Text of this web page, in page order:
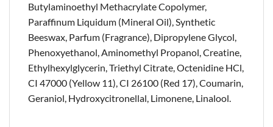
Butylaminoethyl Methacrylate Copolymer,
Paraffinum Liquidum (Mineral Oil), Synthetic
Beeswax, Parfum (Fragrance), Dipropylene Glycol,
Phenoxyethanol, Aminomethyl Propanol, Creatine,
Ethylhexylglycerin, Triethyl Citrate, Octenidine HCl,
CI 47000 (Yellow 11), CI 26100 (Red 17), Coumarin,
Geraniol, Hydroxycitronellal, Limonene, Linalool.